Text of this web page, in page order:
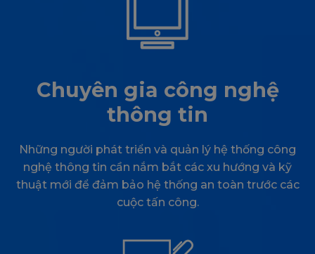
Chuyên gia công nghệ
thông tin
Những người phát triển và quản lý hệ thống công
nghệ thông tin cần nắm bắt các xu hướng và kỹ
thuật mới để đảm bảo hệ thống an toàn trước các
cuộc tấn công.